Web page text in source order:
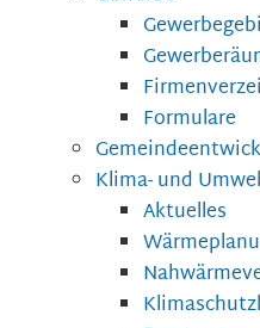
Formulare
Klima- und
Aktuelles